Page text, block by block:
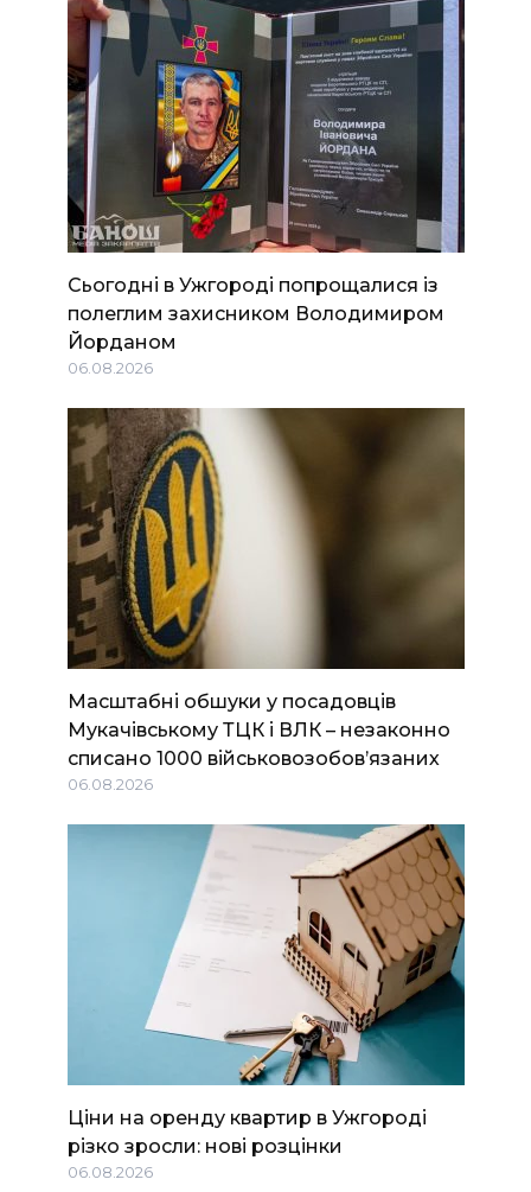
Сьогодні в Ужгороді попрощалися із
полеглим захисником Володимиром
Йорданом
06.08.2026
Масштабні обшуки у посадовців
Мукачівському ТЦК і ВЛК – незаконно
списано 1000 військовозобов’язаних
06.08.2026
Ціни на оренду квартир в Ужгороді
різко зросли: нові розцінки
06.08.2026